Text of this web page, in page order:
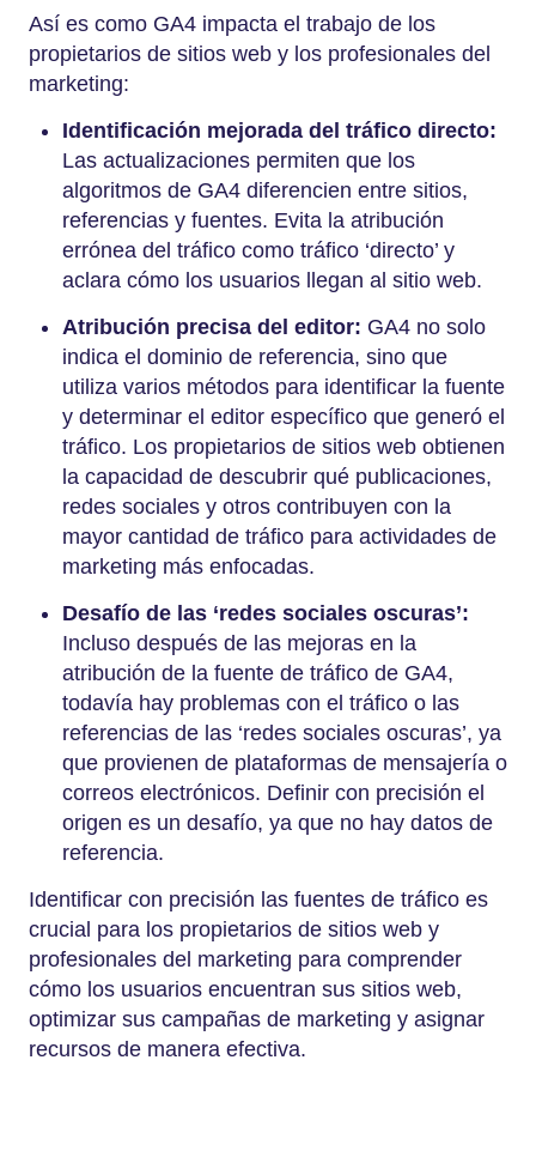
Así es como GA4 impacta el trabajo de los
propietarios de sitios web y los profesionales del
marketing:
Identificación mejorada del tráfico directo:
Las actualizaciones permiten que los
algoritmos de GA4 diferencien entre sitios,
referencias y fuentes. Evita la atribución
errónea del tráfico como tráfico ‘directo’ y
aclara cómo los usuarios llegan al sitio web.
Atribución precisa del editor: GA4 no solo
indica el dominio de referencia, sino que
utiliza varios métodos para identificar la fuente
y determinar el editor específico que generó el
tráfico. Los propietarios de sitios web obtienen
la capacidad de descubrir qué publicaciones,
redes sociales y otros contribuyen con la
mayor cantidad de tráfico para actividades de
marketing más enfocadas.
Desafío de las ‘redes sociales oscuras’:
Incluso después de las mejoras en la
atribución de la fuente de tráfico de GA4,
todavía hay problemas con el tráfico o las
referencias de las ‘redes sociales oscuras’, ya
que provienen de plataformas de mensajería o
correos electrónicos. Definir con precisión el
origen es un desafío, ya que no hay datos de
referencia.
Identificar con precisión las fuentes de tráfico es
crucial para los propietarios de sitios web y
profesionales del marketing para comprender
cómo los usuarios encuentran sus sitios web,
optimizar sus campañas de marketing y asignar
recursos de manera efectiva.